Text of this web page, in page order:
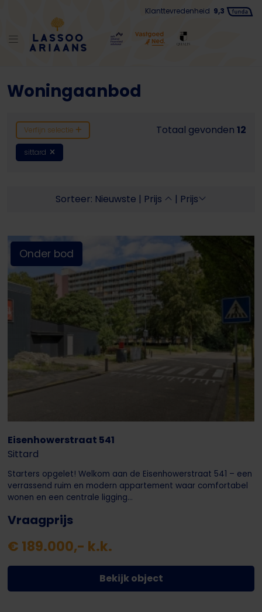
Klanttevredenheid 9,3
Woningaanbod
Verfijn selectie Totaal gevonden 12
sittard
Sorteer: Nieuwste | Prijs | Prijs
Onder bod
Eisenhowerstraat 541
Sittard
Starters opgelet! Welkom aan de Eisenhowerstraat 541 – een
verrassend ruim en modern appartement waar comfortabel
wonen en een centrale ligging...
Vraagprijs
€ 189.000,- k.k.
Bekijk object